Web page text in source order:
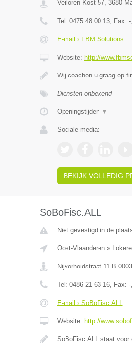
Verloren Kost 57, 3680
Tel: 0475 48 00 13, Fax: -
E-mail › FBM Solutions
Website: http://
Wij coachen u graag op
Diensten onbekend
Openingstijden ▼
Sociale media:
BEKIJK VOLLEDIG
SoBoFisc.ALL
Niet gevestigd in de
Oost-Vlaanderen»
Nijverheidstraat 11 B 0003
Tel: 0486 21 63 16, Fax: -
E-mail › SoBoFisc.ALL
Website: http://
SoBoFisc.ALL staat voor